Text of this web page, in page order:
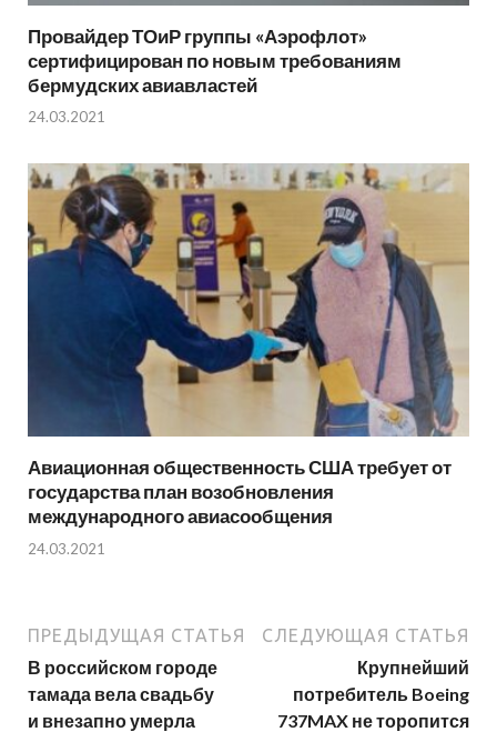
Провайдер ТОиР группы «Аэрофлот»
сертифицирован по новым требованиям
бермудских авиавластей
24.03.2021
Авиационная общественность США требует от
государства план возобновления
международного авиасообщения
24.03.2021
ПРЕДЫДУЩАЯ СТАТЬЯ
В российском городе
тамада вела свадьбу
и внезапно умерла
СЛЕДУЮЩАЯ СТАТЬЯ
Крупнейший
потребитель Boeing
737MAX не торопится